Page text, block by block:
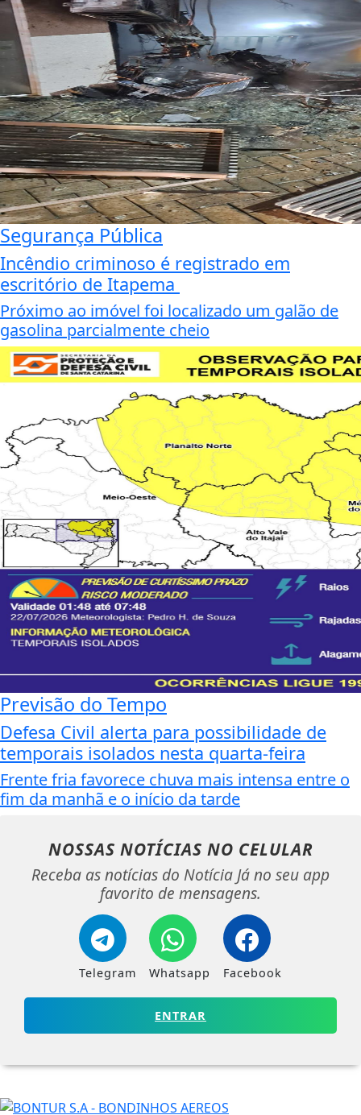
Segurança Pública
Incêndio criminoso é registrado em
escritório de Itapema
Próximo ao imóvel foi localizado um galão de
gasolina parcialmente cheio
Previsão do Tempo
Defesa Civil alerta para possibilidade de
temporais isolados nesta quarta-feira
Frente fria favorece chuva mais intensa entre o
fim da manhã e o início da tarde
NOSSAS NOTÍCIAS NO CELULAR
Receba as notícias do Notícia Já no seu app
favorito de mensagens.
Telegram Whatsapp Facebook
ENTRAR